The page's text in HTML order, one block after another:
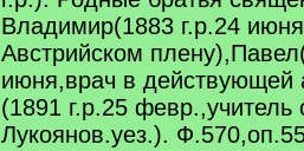
Владимир(1883 г.р.24
Австрийском
июня,врач в действующей
(1891 г.р.25
Лукоянов.уез.).